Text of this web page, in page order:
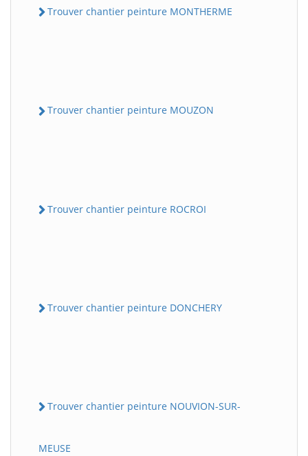
Trouver chantier peinture MONTHERME
Trouver chantier peinture MOUZON
Trouver chantier peinture ROCROI
Trouver chantier peinture DONCHERY
Trouver chantier peinture NOUVION-SUR-
MEUSE